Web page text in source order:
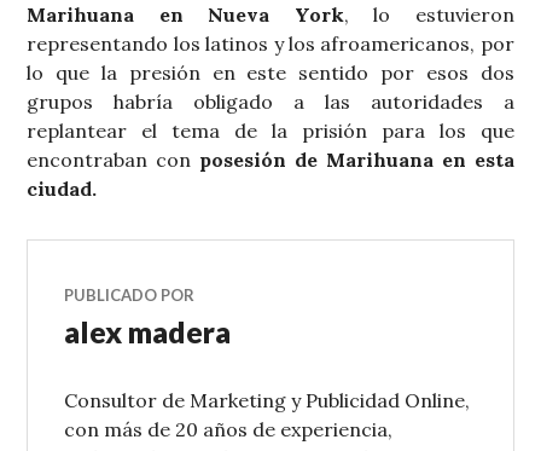
Marihuana en Nueva York, lo estuvieron
representando los latinos y los afroamericanos, por
lo que la presión en este sentido por esos dos
grupos habría obligado a las autoridades a
replantear el tema de la prisión para los que
encontraban con posesión de Marihuana en esta
ciudad.
PUBLICADO POR
alex madera
Consultor de Marketing y Publicidad Online,
con más de 20 años de experiencia,